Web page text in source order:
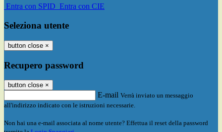
Entra con SPID Entra con CIE
Seleziona utente
button close ×
Recupero password
button close ×
E-mail Verrà inviato un messaggio
all'indirizzo indicato con le istruzioni necessarie.
Non hai una e-mail associata al nome utente? Effettua il reset della password